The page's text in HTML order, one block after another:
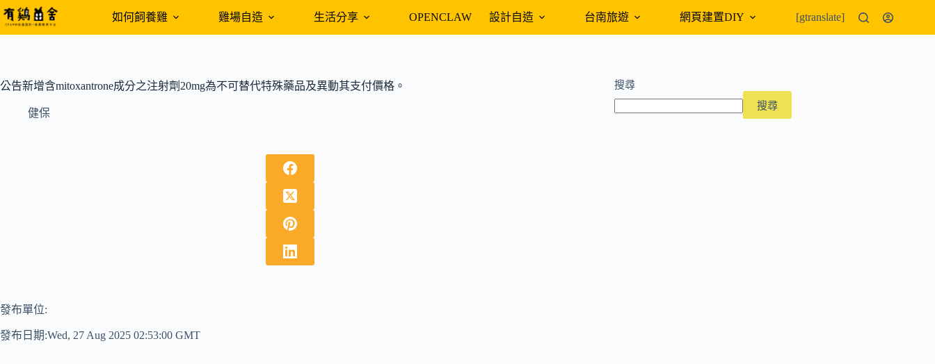
跳
至
容
如何飼養雞 雞場自造 生活分享 OPENCLAW 設計自造 台南旅遊 網頁建置DIY 外幣匯率
[gtranslate]
公告新增含mitoxantrone成分之注射劑20mg為不可替代特殊藥品及異動其支付價格。
健保
發布單位:
發布日期:Wed, 27 Aug 2025 02:53:00 GMT
搜尋
搜尋